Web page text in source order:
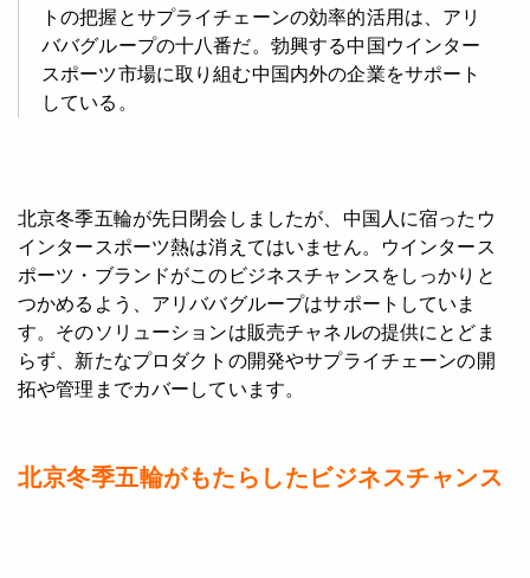
トの把握とサプライチェーンの効率的活用は、アリ
ババグループの十八番だ。勃興する中国ウインター
スポーツ市場に取り組む中国内外の企業をサポート
している。
北京冬季五輪が先日閉会しましたが、中国人に宿ったウ
インタースポーツ熱は消えてはいません。ウインタース
ポーツ・ブランドがこのビジネスチャンスをしっかりと
つかめるよう、アリババグループはサポートしていま
す。そのソリューションは販売チャネルの提供にとどま
らず、新たなプロダクトの開発やサプライチェーンの開
拓や管理までカバーしています。
北京冬季五輪がもたらしたビジネスチャンス